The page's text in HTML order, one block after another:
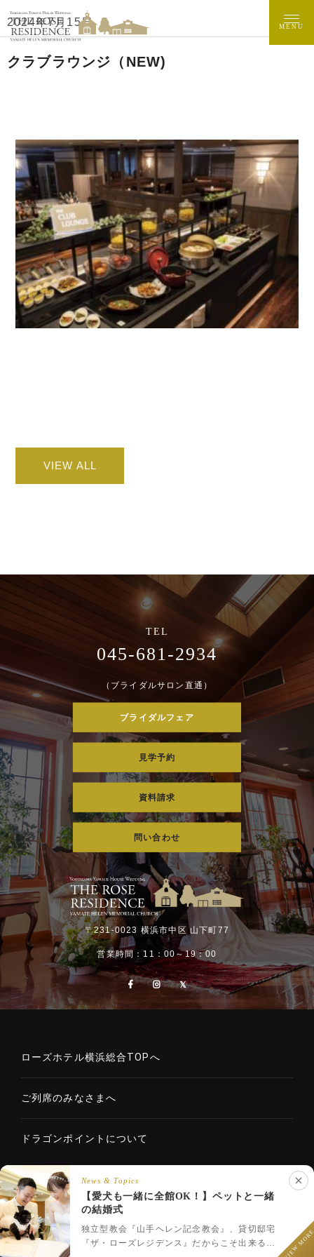
MENU
2024年7月15日
クラブラウンジ（NEW)
VIEW ALL
045-681-2934
（ブライダルサロン直通）
ブライダルフェア
見学予約
資料請求
問い合わせ
〒231-0023 横浜市中区 山下町77
営業時間：11：00～19：00
ローズホテル横浜総合TOPへ
ご列席のみなさまへ
ドラゴンポイントについて
Copyright © 2020 ROSE HOTELS INTERNATIONAL Co., Ltd. All
フェア予約 プラン一覧 LINEで相談
News & Topics
【愛犬も一緒に全館OK！】ペットと一緒
の結婚式
独立型教会『山手ヘレン記念教会』、貸切邸宅
『ザ・ローズレジデンス』だからこそ出来るペ
VIEW